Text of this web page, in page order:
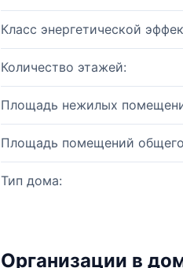
Класс энергетической
Количество этажей:
Площадь нежилых
Площадь помещений
Тип дома:
Организации в